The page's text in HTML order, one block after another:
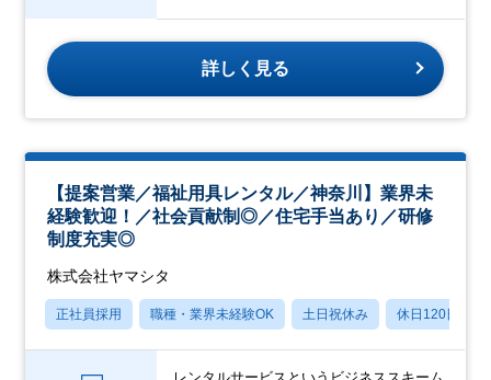
詳しく見る
【提案営業／福祉用具レンタル／神奈川】業界未
経験歓迎！／社会貢献制◎／住宅手当あり／研修
制度充実◎
株式会社ヤマシタ
正社員採用 職種・業界未経験OK 土日祝休み 休日120日以上